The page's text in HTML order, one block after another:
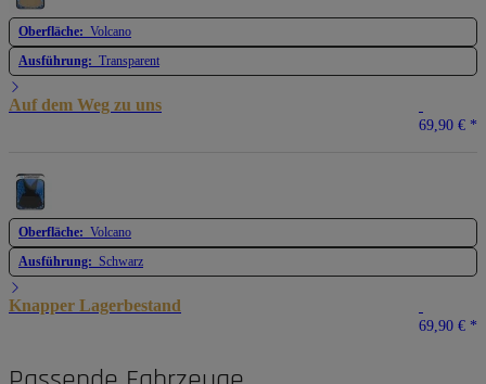
Oberfläche: Volcano
Ausführung: Transparent
Auf dem Weg zu uns
69,90 € *
Oberfläche: Volcano
Ausführung: Schwarz
Knapper Lagerbestand
69,90 € *